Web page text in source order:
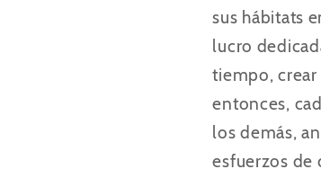
sus hábitats
lucro
tiempo,
entonces,
los demás,
esfuerzos de